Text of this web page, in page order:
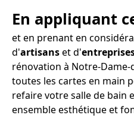
En appliquant
et en prenant en
d'artisanset d'
rénovation à Notre-
toutes les cartes en main
refaire votre salle de bain
ensemble esthétique et